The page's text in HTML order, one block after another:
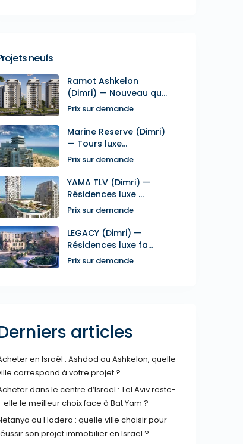
neufs
Ramot Ashkelon
(Dimri) — Nouveau qu...
Prix sur demande
Marine Reserve (Dimri)
— Tours luxe...
Prix sur demande
YAMA TLV (Dimri) —
Résidences luxe ...
Prix sur demande
LEGACY (Dimri) —
Résidences luxe fa...
Prix sur demande
articles
en Israël : Ashdod ou Ashkelon, quelle
correspond à votre projet ?
dans le centre d’Israël : Tel Aviv reste-
elle le meilleur choix face à Bat Yam ?
ou Hadera : quelle ville choisir pour
son projet immobilier en Israël ?